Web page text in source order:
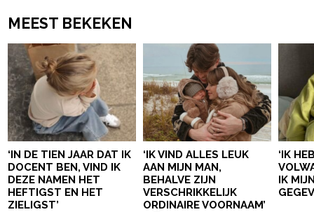
MEEST BEKEKEN
‘IN DE TIEN JAAR DAT IK
DOCENT BEN, VIND IK
DEZE NAMEN HET
HEFTIGST EN HET
ZIELIGST’
‘IK VIND ALLES LEUK
AAN MIJN MAN,
BEHALVE ZIJN
VERSCHRIKKELIJK
ORDINAIRE VOORNAAM’
‘IK
IK